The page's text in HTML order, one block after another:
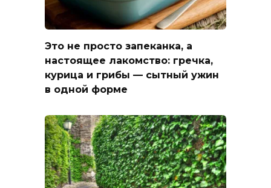
Это не просто запеканка, а
настоящее лакомство: гречка,
курица и грибы — сытный ужин
в одной форме